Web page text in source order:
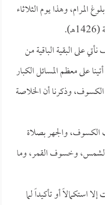
من شرح بلوغ المرام، وهذا يوم الثلاثاء
على البقية الباقية من
على معظم المسائل الكبار
وذكرنا أن الخلاصة
والجهر بصلاة
وخسوف القمر، وما
استكمالاً أو تأكيداً لما